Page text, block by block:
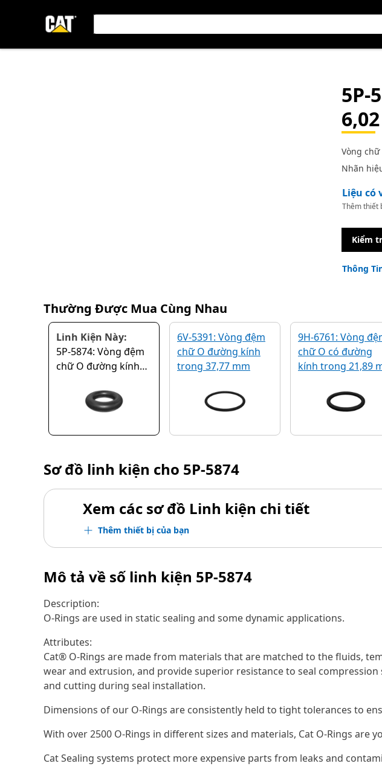
5P-
Vòng chữ
Nhãn
Liệu có
Thêm thiết
Kiểm
Thông
Thường Được Mua Cùng Nhau
Linh Kiện Này:
5P-5874: Vòng đệm
chữ O đường kính
6V-5391: Vòng đệm
chữ O đường kính
trong 37,77 mm
9H-6761: Vòng
chữ O có đường
kính trong 21,89
Sơ đồ linh kiện cho 5P-5874
Xem các sơ đồ Linh kiện chi tiết
Thêm thiết bị của bạn
Mô tả về số linh kiện 5P-5874
Description:
O-Rings are used in static sealing and some dynamic applications.
Attributes:
Cat® O-Rings are made from materials that are matched to the fluids,
wear and extrusion, and provide superior resistance to seal
and cutting during seal installation.
Dimensions of our O-Rings are consistently held to tight tolerances to
With over 2500 O-Rings in different sizes and materials, Cat O-Rings
Cat Sealing systems protect more expensive parts from leaks and